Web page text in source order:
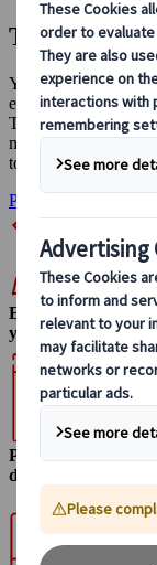
Tours de
Ya seas un
entrenamiento, un
Tokio para tu
medida para grupos
todo lo que necesitas.
Planifica ya tu viaje
Experiencia
y personalización
Planificación
detallada